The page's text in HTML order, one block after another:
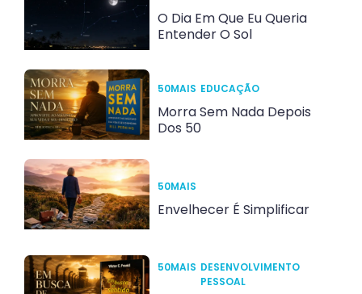
O Dia Em Que Eu Queria
Entender O Sol
50MAIS EDUCAÇÃO
Morra Sem Nada Depois
Dos 50
50MAIS
Envelhecer É Simplificar
50MAIS DESENVOLVIMENTO
PESSOAL